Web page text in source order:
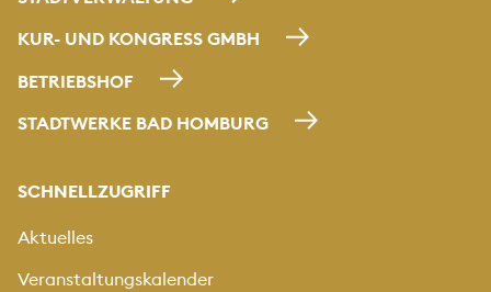
KUR- UND KONGRESS GMBH
BETRIEBSHOF
STADTWERKE BAD HOMBURG
SCHNELLZUGRIFF
Aktuelles
Veranstaltungskalender